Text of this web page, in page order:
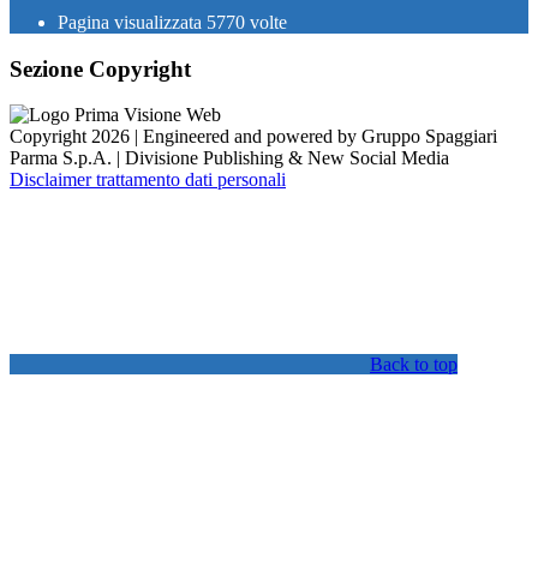
Pagina visualizzata 5770 volte
Sezione Copyright
Copyright 2026 | Engineered and powered by Gruppo Spaggiari
Parma S.p.A. | Divisione Publishing & New Social Media
Disclaimer trattamento dati personali
Back to top